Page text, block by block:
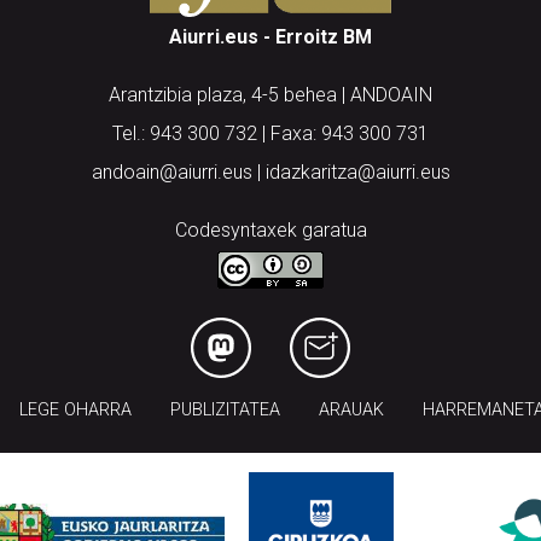
Aiurri.eus - Erroitz BM
Arantzibia plaza, 4-5 behea | ANDOAIN
Tel.: 943 300 732 | Faxa: 943 300 731
andoain@aiurri.eus | idazkaritza@aiurri.eus
Codesyntaxek garatua
LEGE OHARRA PUBLIZITATEA ARAUAK